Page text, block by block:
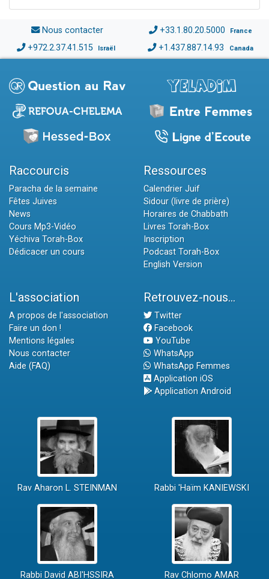
Nous contacter +33.1.80.20.5000 France
+972.2.37.41.515 Israël +1.437.887.14.93 Canada
Raccourcis
Paracha de la semaine
Fêtes Juives
News
Cours Mp3-Vidéo
Yéchiva Torah-Box
Dédicacer un cours
Ressources
Calendrier Juif
Sidour (livre de prière)
Horaires de Chabbath
Livres Torah-Box
Inscription
Podcast Torah-Box
English Version
L'association
A propos de l'association
Faire un don !
Mentions légales
Nous contacter
Aide (FAQ)
Retrouvez-nous...
Twitter
Facebook
YouTube
WhatsApp
WhatsApp Femmes
Application iOS
Application Android
Rav Aharon L. STEINMAN Rabbi 'Haïm KANIEWSKI
Rabbi David ABI'HSSIRA Rav Chlomo AMAR